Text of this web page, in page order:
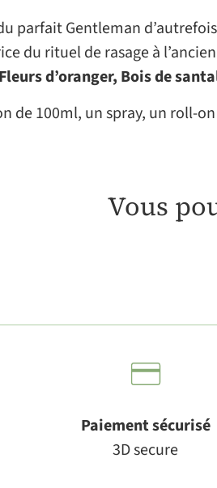
parfait Gentleman
du rituel de rasage à
d’oranger, Bois de
de 100ml, un spray, un roll-
Vous
Paiement sécurisé
3D secure